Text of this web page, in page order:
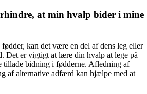
at min hvalp bider i mine
kan det være en del af dens leg eller
Det er vigtigt at lære din hvalp at lege på
tillade bidning i fødderne. Afledning af
af alternative adfærd kan hjælpe med at